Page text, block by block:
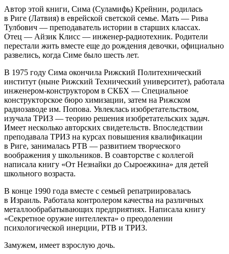
Автор этой книги, Сима (Суламифь) Крейнин, родилась
в Риге (Латвия) в еврейской светской семье. Мать — Рива
Тулбович — преподаватель истории в старших классах.
Отец — Айзик Клисс — инженер-радиотехник. Родители
перестали жить вместе еще до рождения девочки, официально
развелись, когда Симе было шесть лет.
В 1975 году Сима окончила Рижский Политехнический
институт (ныне Рижский Технический университет), работала
инженером-конструктором в СКБХ — Специальное
конструкторское бюро химизации, затем на Рижском
радиозаводе им. Попова. Увлеклась изобретательством,
изучала ТРИЗ — теорию решения изобретательских задач.
Имеет несколько авторских свидетельств. Впоследствии
преподавала ТРИЗ на курсах повышения квалификации
в Риге, занималась РТВ — развитием творческого
воображения у школьников. В соавторстве с коллегой
написала книгу «От Незнайки до Сыроежкина» для детей
школьного возраста.
В конце 1990 года вместе с семьей репатриировалась
в Израиль. Работала контролером качества на различных
металлообрабатывающих предприятиях. Написала книгу
«Секретное оружие интеллекта» о преодолении
психологической инерции, РТВ и ТРИЗ.
Замужем, имеет взрослую дочь.